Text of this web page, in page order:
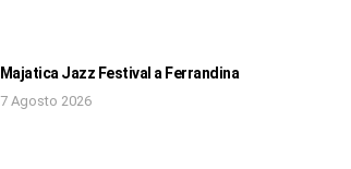
Majatica Jazz Festival a Ferrandina
7 Agosto 2026